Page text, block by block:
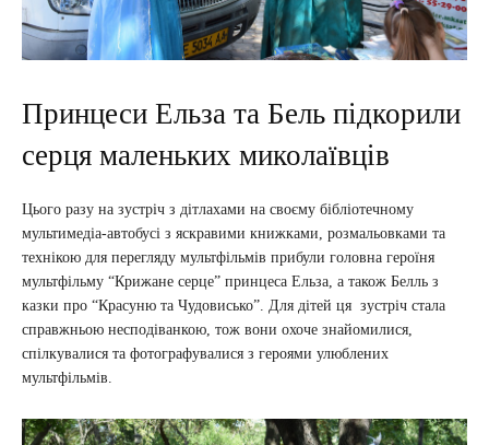
Принцеси Ельза та Бель підкорили
серця маленьких миколаївців
Цього разу на зустріч з дітлахами на своєму бібліотечному
мультимедіа-автобусі з яскравими книжками, розмальовками та
технікою для перегляду мультфільмів прибули головна героїня
мультфільму “Крижане серце” принцеса Ельза, а також Белль з
казки про “Красуню та Чудовисько”. Для дітей ця зустріч стала
справжньою несподіванкою, тож вони охоче знайомилися,
спілкувалися та фотографувалися з героями улюблених
мультфільмів.